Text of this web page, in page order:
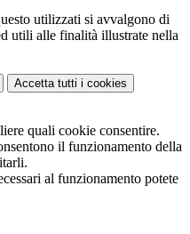
utilizzati si avvalgono di
utili alle finalità illustrate nella
Accetta tutti i cookies
quali cookie consentire.
il funzionamento della
al funzionamento potete